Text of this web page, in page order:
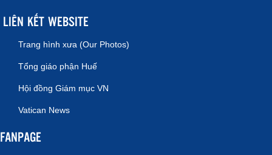
LIÊN KẾT WEBSITE
Trang hình xưa (Our Photos)
Tổng giáo phận Huế
Hội đồng Giám mục VN
Vatican News
FANPAGE